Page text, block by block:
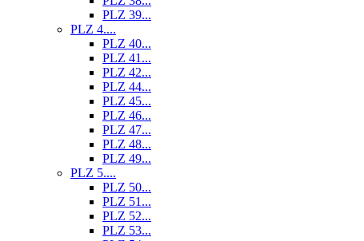
PLZ 39...
PLZ 4....
PLZ 40...
PLZ 41...
PLZ 42...
PLZ 44...
PLZ 45...
PLZ 46...
PLZ 47...
PLZ 48...
PLZ 49...
PLZ 5....
PLZ 50...
PLZ 51...
PLZ 52...
PLZ 53...